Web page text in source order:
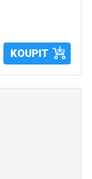
KOUPIT